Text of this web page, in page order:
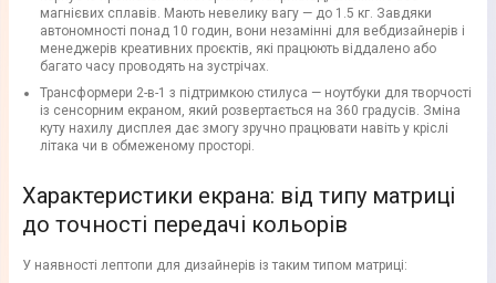
магнієвих сплавів. Мають невелику вагу — до 1.5 кг. Завдяки
автономності понад 10 годин, вони незамінні для вебдизайнерів і
менеджерів креативних проєктів, які працюють віддалено або
багато часу проводять на зустрічах.
Трансформери 2-в-1 з підтримкою стилуса — ноутбуки для творчості
із сенсорним екраном, який розвертається на 360 градусів. Зміна
куту нахилу дисплея дає змогу зручно працювати навіть у кріслі
літака чи в обмеженому просторі.
Характеристики екрана: від типу матриці
до точності передачі кольорів
У наявності лептопи для дизайнерів із таким типом матриці: